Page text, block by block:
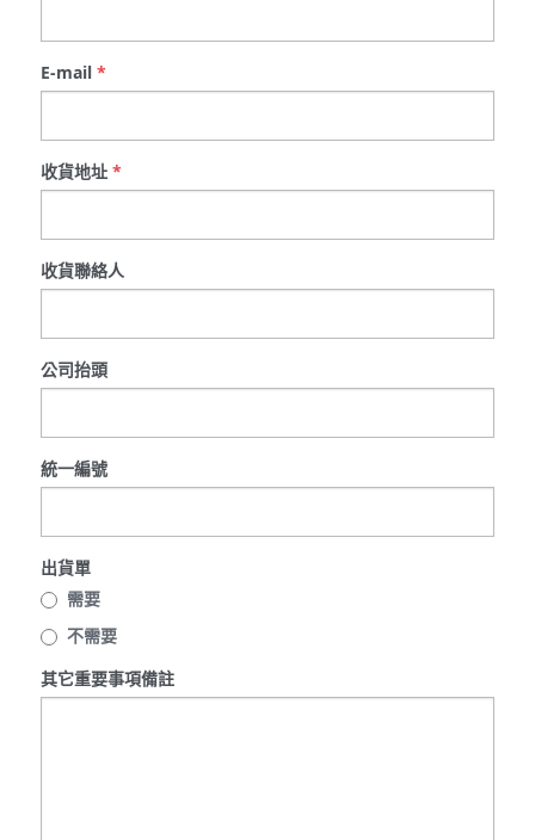
E-mail*
收貨地址*
收貨聯絡人
公司抬頭
統一編號
出貨單
需要
不需要
其它重要事項備註